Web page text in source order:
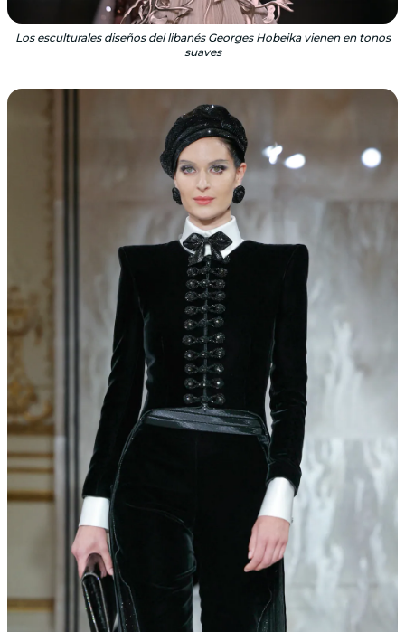
Los esculturales diseños del libanés Georges Hobeika vienen en tonos
suaves